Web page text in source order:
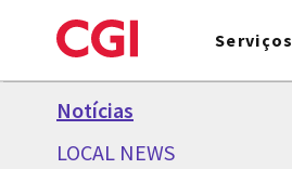
to
Serviços
Notícias
LOCAL NEWS